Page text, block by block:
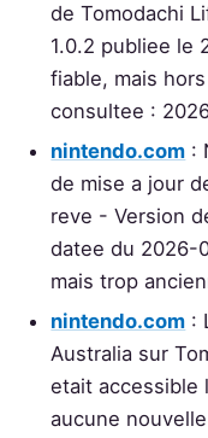
de Tomodachi
1.0.2 publiee le
fiable, mais
consultee :
nintendo.com :
de mise a jour
reve - Version
datee du 2026-
mais trop
nintendo.com :
Australia sur
etait accessible
aucune